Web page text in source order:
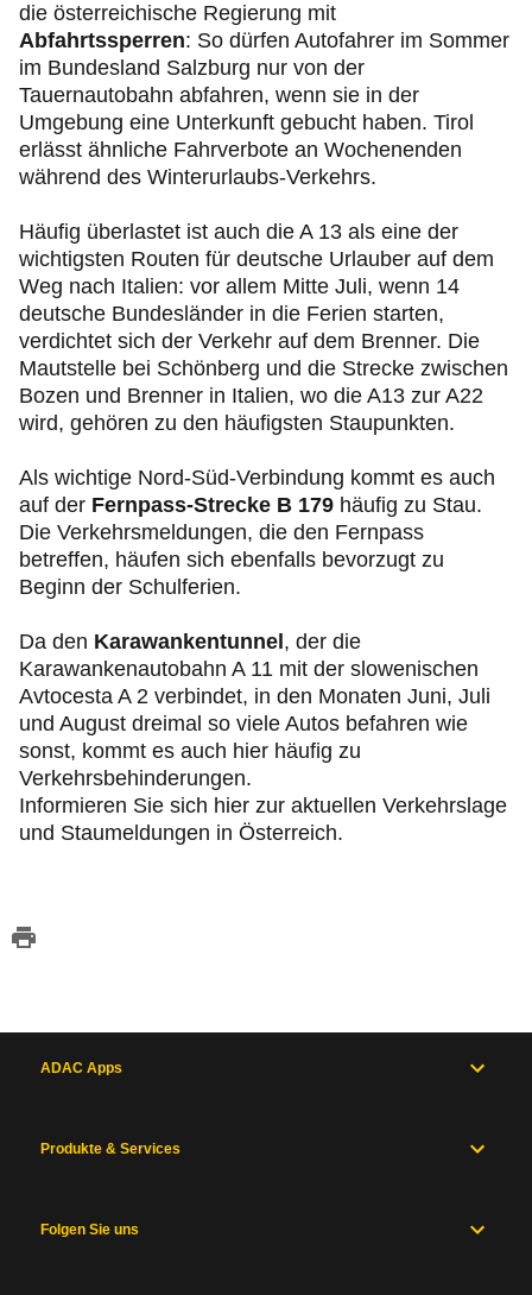
die österreichische Regierung mit
Abfahrtssperren: So dürfen Autofahrer im Sommer
im Bundesland Salzburg nur von der
Tauernautobahn abfahren, wenn sie in der
Umgebung eine Unterkunft gebucht haben. Tirol
erlässt ähnliche Fahrverbote an Wochenenden
während des Winterurlaubs-Verkehrs.
Häufig überlastet ist auch die A 13 als eine der
wichtigsten Routen für deutsche Urlauber auf dem
Weg nach Italien: vor allem Mitte Juli, wenn 14
deutsche Bundesländer in die Ferien starten,
verdichtet sich der Verkehr auf dem Brenner. Die
Mautstelle bei Schönberg und die Strecke zwischen
Bozen und Brenner in Italien, wo die A13 zur A22
wird, gehören zu den häufigsten Staupunkten.
Als wichtige Nord-Süd-Verbindung kommt es auch
auf der Fernpass-Strecke B 179 häufig zu Stau.
Die Verkehrsmeldungen, die den Fernpass
betreffen, häufen sich ebenfalls bevorzugt zu
Beginn der Schulferien.
Da den Karawankentunnel , der die
Karawankenautobahn A 11 mit der slowenischen
Avtocesta A 2 verbindet, in den Monaten Juni, Juli
und August dreimal so viele Autos befahren wie
sonst, kommt es auch hier häufig zu
Verkehrsbehinderungen.
Informieren Sie sich hier zur aktuellen Verkehrslage
und Staumeldungen in Österreich.
ADAC Apps
Produkte & Services
Folgen Sie uns